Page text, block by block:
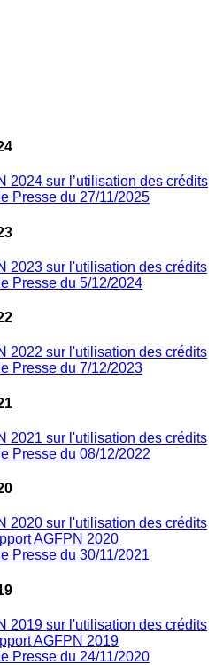
2024 sur l’utilisation des crédits
Presse du 27/11/2025
2023 sur l'utilisation des crédits
Presse du 5/12/2024
2022 sur l'utilisation des crédits
Presse du 7/12/2023
2021 sur l'utilisation des crédits
Presse du 08/12/2022
2020 sur l'utilisation des crédits
AGFPN 2020
Presse du 30/11/2021
2019 sur l'utilisation des crédits
AGFPN 2019
Presse du 24/11/2020